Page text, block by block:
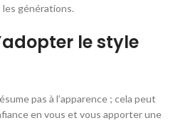
générations.
le style
pas à l’apparence ; cela peut
en vous et vous apporter une